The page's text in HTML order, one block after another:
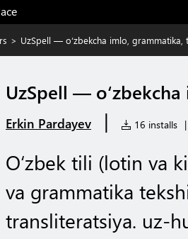
> UzSpell — oʻzbekcha imlo, grammatika,
UzSpell —
Erkin Pardayev | 16 installs |
Oʻzbek tili (lotin va
va grammatika
transliteratsiya. uz-